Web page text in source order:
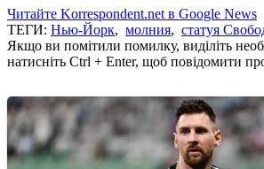
Читайте Korrespondent.net в Google News
ТЕГИ: Нью-Йорк, молния, статуя
Якщо ви помітили помилку, виділіть
натисніть Ctrl + Enter, щоб повідомити